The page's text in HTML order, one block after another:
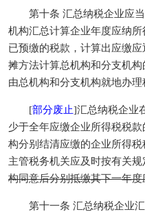
第十条 汇总纳税企业应当
机构汇总计算企业年度应纳
已预缴的税款，计算出应缴
摊方法计算总机构和分支机
由总机构和分支机构就地办理
[部分废止]汇总纳税企业
少于全年应缴企业所得税税
构分别结清应缴的企业所得
主管税务机关应及时按有关规
构同意后分别抵缴其下一年
第十一条 汇总纳税企业汇